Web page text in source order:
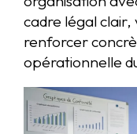
cadre légal
renforcer
opérationnelle